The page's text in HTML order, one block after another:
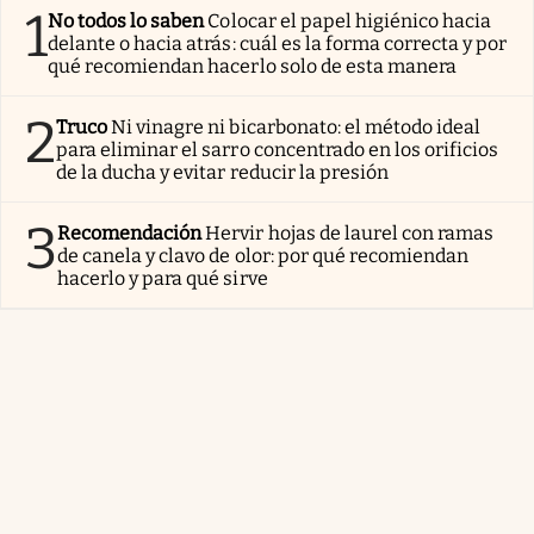
1No todos lo sabenColocar el papel higiénico hacia
delante o hacia atrás: cuál es la forma correcta y por
qué recomiendan hacerlo solo de esta manera
2TrucoNi vinagre ni bicarbonato: el método ideal
para eliminar el sarro concentrado en los orificios
de la ducha y evitar reducir la presión
3RecomendaciónHervir hojas de laurel con ramas
de canela y clavo de olor: por qué recomiendan
hacerlo y para qué sirve